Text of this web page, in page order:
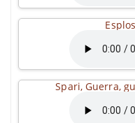
Spari, Guerra,